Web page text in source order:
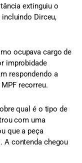
extinguiu o
Dirceu,
ocupava cargo de
improbidade
respondendo a
recorreu.
qual é o tipo de
com uma
que a peça
A contenda chegou